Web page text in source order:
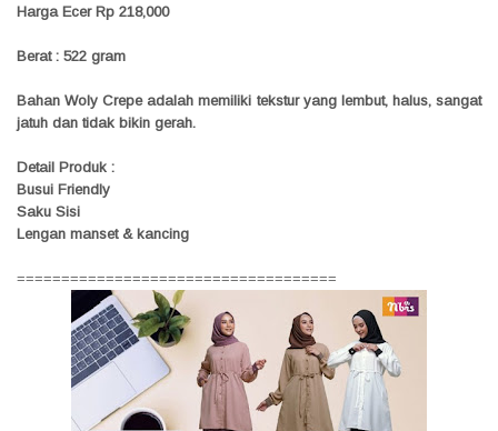
Harga Ecer Rp 218,000
Berat : 522 gram
Bahan Woly Crepe adalah memiliki tekstur yang lembut, halus, sangat
jatuh dan tidak bikin gerah.
Detail Produk :
Busui Friendly
Saku Sisi
Lengan manset & kancing
====================================